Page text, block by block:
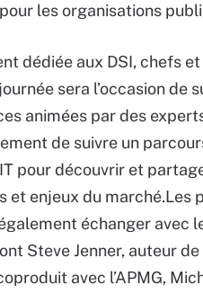
les organisations
dédiée aux DSI, chefs
sera l’occasion de
animées par des
de suivre un
pour découvrir et
et enjeux du marché.Les
échanger avec
Steve Jenner, auteur
avec l’APMG,